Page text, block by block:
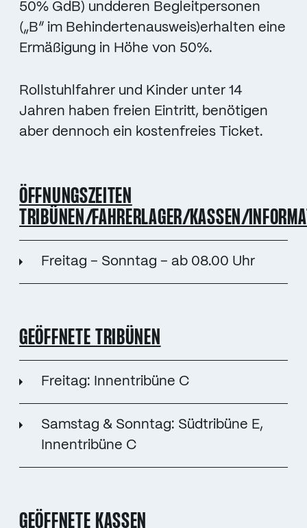
50% GdB) undderen Begleitpersonen
(„B“ im Behindertenausweis)erhalten eine
Ermäßigung in Höhe von 50%.
Rollstuhlfahrer und Kinder unter 14
Jahren haben freien Eintritt, benötigen
aber dennoch ein kostenfreies Ticket.
ÖFFNUNGSZEITEN
TRIBÜNEN/FAHRERLAGER/KASSEN/
Freitag – Sonntag – ab 08.00 Uhr
GEÖFFNETE TRIBÜNEN
Freitag: Innentribüne C
Samstag & Sonntag: Südtribüne E,
Innentribüne C
GEÖFFNETE KASSEN